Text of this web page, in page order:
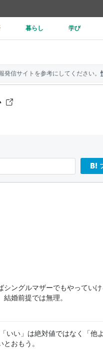
暮らし 学び
発信サイトを参考にしてください。
シングルマザーでもやってい
婚前提では無理。
いい」は絶対値ではなく「他
おもう。